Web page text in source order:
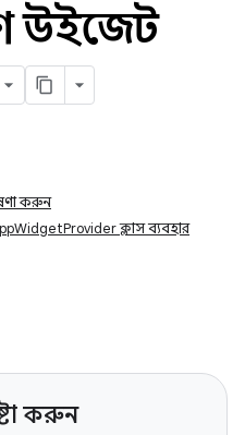
উইজেট
করুন
ক্লাস ব্যবহার
করুন